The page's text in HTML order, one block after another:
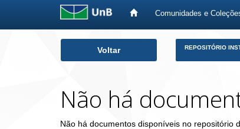
Comunidades e
Voltar REPOSITÓRIO
Não há
Não há documentos disponíveis no repositório